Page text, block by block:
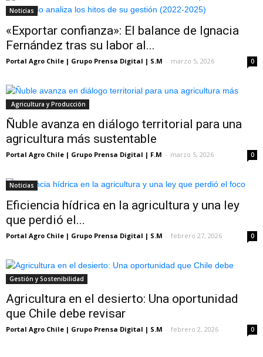
Noticias
«Exportar confianza»: El balance de Ignacia
Fernández tras su labor al...
Portal Agro Chile | Grupo Prensa Digital | S.M - marzo 5, 2026 0
Agricultura y Producción
Ñuble avanza en diálogo territorial para una
agricultura más sustentable
Portal Agro Chile | Grupo Prensa Digital | F.M - marzo 5, 2026 0
Noticias
Eficiencia hídrica en la agricultura y una ley
que perdió el...
Portal Agro Chile | Grupo Prensa Digital | S.M - febrero 27, 2026 0
Gestión y Sostenibilidad
Agricultura en el desierto: Una oportunidad
que Chile debe revisar
Portal Agro Chile | Grupo Prensa Digital | S.M - febrero 2, 2026 0